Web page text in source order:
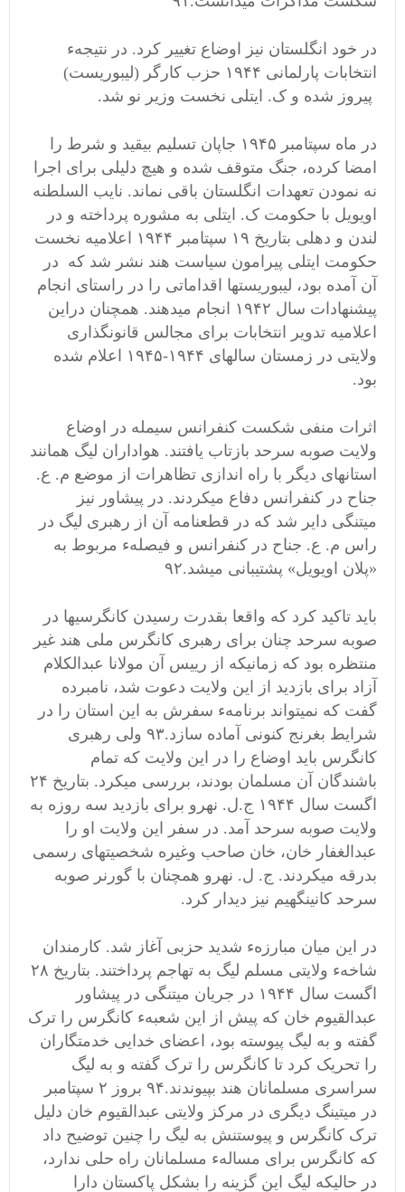
در خود انگلستان نیز اوضاع تغییر کرد. در نتیجهء
انتخابات پارلمانی ۱۹۴۴ حزب کارگر (لیبوریست)
پیروز شده و ک. ایتلی نخست وزیر نو شد.
در ماه سپتامبر ۱۹۴۵ جاپان تسلیم بیقید و شرط را
امضا کرده، جنگ متوقف شده و هیچ دلیلی برای اجرا
نه نمودن تعهدات انگلستان باقی نماند. نایب السلطنه
اویویل با حکومت ک. ایتلی به مشوره پرداخته و در
لندن و دهلی بتاریخ ۱۹ سپتامبر ۱۹۴۴ اعلامیه نخست
حکومت ایتلی پیرامون سیاست هند نشر شد که در
آن آمده بود، لیبوریستها اقداماتی را در راستای انجام
پیشنهادات سال ۱۹۴۲ انجام میدهند. همچنان دراین
اعلامیه تدویر انتخابات برای مجالس قانونگذاری
ولایتی در زمستان سالهای ۱۹۴۴-۱۹۴۵ اعلام شده
بود.
اثرات منفی شکست کنفرانس سیمله در اوضاع
ولایت صوبه سرحد بازتاب یافتند. هواداران لیگ همانند
استانهای دیگر با راه اندازی تظاهرات از موضع م. ع.
جناح در کنفرانس دفاع میکردند. در پیشاور نیز
میتنگی دایر شد که در قطعنامه آن از رهبری لیگ در
راس م. ع. جناح در کنفرانس و فیصلهء مربوط به
«پلان اویویل» پشتیبانی میشد.۹۲
باید تاکید کرد که واقعا بقدرت رسیدن کانگرسیها در
صوبه سرحد چنان برای رهبری کانگرس ملی هند غیر
منتظره بود که زمانیکه از رییس آن مولانا عبدالکلام
آزاد برای بازدید از این ولایت دعوت شد، نامبرده
گفت که نمیتواند برنامهء سفرش به این استان را در
شرایط بغرنج کنونی آماده سازد.۹۳ ولی رهبری
کانگرس باید اوضاع را در این ولایت که تمام
باشندگان آن مسلمان بودند، بررسی میکرد. بتاریخ ۲۴
اگست سال ۱۹۴۴ ج.ل. نهرو برای بازدید سه روزه به
ولایت صوبه سرحد آمد. در سفر این ولایت او را
عبدالغفار خان، خان صاحب وغیره شخصیتهای رسمی
بدرقه میکردند. ج. ل. نهرو همچنان با گورنر صوبه
سرحد کانینگهیم نیز دیدار کرد.
در این میان مبارزهء شدید حزبی آغاز شد. کارمندان
شاخهء ولایتی مسلم لیگ به تهاجم پرداختند. بتاریخ ۲۸
اگست سال ۱۹۴۴ در جریان میتنگی در پیشاور
عبدالقیوم خان که پیش از این شعبهء کانگرس را ترک
گفته و به لیگ پیوسته بود، اعضای خدایی خدمتگاران
را تحریک کرد تا کانگرس را ترک گفته و به لیگ
سراسری مسلمانان هند بپیوندند.۹۴ بروز ۲ سپتامبر
در میتینگ دیگری در مرکز ولایتی عبدالقیوم خان دلیل
ترک کانگرس و پیوستنش به لیگ را چنین توضیح داد
که کانگرس برای مسالهء مسلمانان راه حلی ندارد،
در حالیکه لیگ این گزینه را بشکل پاکستان دارا